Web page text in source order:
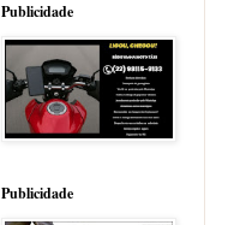
Publicidade
Publicidade